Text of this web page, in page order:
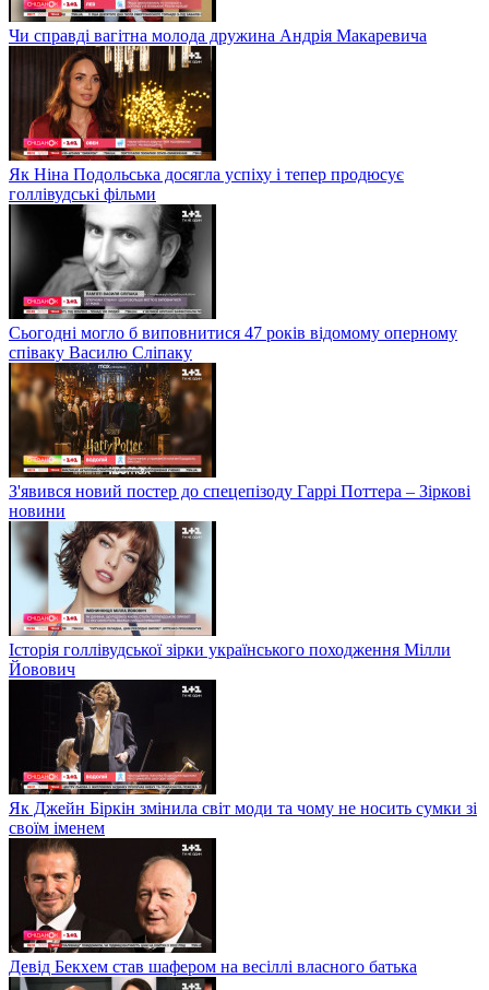
Чи справді вагітна молода дружина Андрія Макаревича
Як Ніна Подольська досягла успіху і тепер продюсує
голлівудські фільми
Сьогодні могло б виповнитися 47 років відомому оперному
співаку Василю Сліпаку
З'явився новий постер до спецепізоду Гаррі Поттера – Зіркові
новини
Історія голлівудської зірки українського походження Мілли
Йовович
Як Джейн Біркін змінила світ моди та чому не носить сумки зі
своїм іменем
Девід Бекхем став шафером на весіллі власного батька